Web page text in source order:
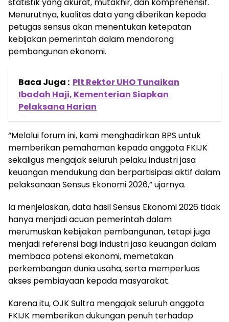
Menurutnya, kualitas data yang diberikan kepada
petugas sensus akan menentukan ketepatan
kebijakan pemerintah dalam mendorong
pembangunan ekonomi.
Baca Juga : Plt Rektor UHO Tunaikan
Ibadah Haji, Kementerian Siapkan
Pelaksana Harian
“Melalui forum ini, kami menghadirkan BPS untuk
memberikan pemahaman kepada anggota FKIJK
sekaligus mengajak seluruh pelaku industri jasa
keuangan mendukung dan berpartisipasi aktif dalam
pelaksanaan Sensus Ekonomi 2026,” ujarnya.
Ia menjelaskan, data hasil Sensus Ekonomi 2026 tidak
hanya menjadi acuan pemerintah dalam
merumuskan kebijakan pembangunan, tetapi juga
menjadi referensi bagi industri jasa keuangan dalam
membaca potensi ekonomi, memetakan
perkembangan dunia usaha, serta memperluas
akses pembiayaan kepada masyarakat.
Karena itu, OJK Sultra mengajak seluruh anggota
FKIJK memberikan dukungan penuh terhadap